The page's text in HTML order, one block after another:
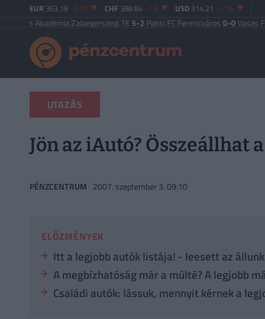
EUR 363.18 -2.23 CHF 388.84 -1.5 USD 314.21 -2.76
Akadémia|Zalaegerszegi TE5-2Paksi FC|Ferencváros0-0Vasas FC|Győri
UTAZÁS
Jön az iAutó? Összeállhat
PÉNZCENTRUM 2007. szeptember 3. 09:10
ELŐZMÉNYEK
Itt a legjobb autók listája! - leesett az állunk
A megbízhatóság már a múlté? A legjobb
Családi autók: lássuk, mennyit kérnek a